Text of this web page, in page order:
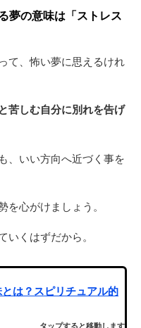
夢の意味は「ストレス
て、怖い夢に思えるけれ
苦しむ自分に別れを告げ
、いい方向へ近づく事を
心がけましょう。
くはずだから。
は？スピリチュアル的
タップすると移動します